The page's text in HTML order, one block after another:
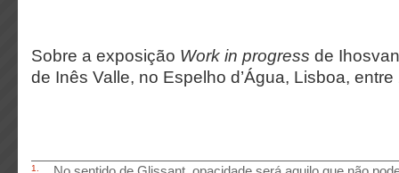
Sobre a exposição Work in progress de
de Inês Valle, no Espelho d’Água, Lisboa,
1.